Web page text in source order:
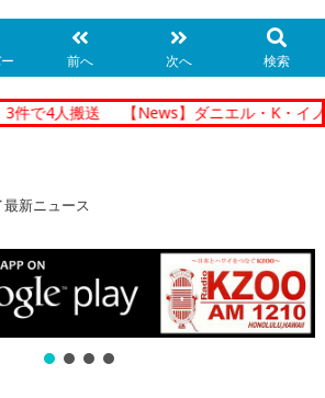
前へ 次へ 検索
で4人搬送 【News】ダニエル・K・イノ
最新ニュース